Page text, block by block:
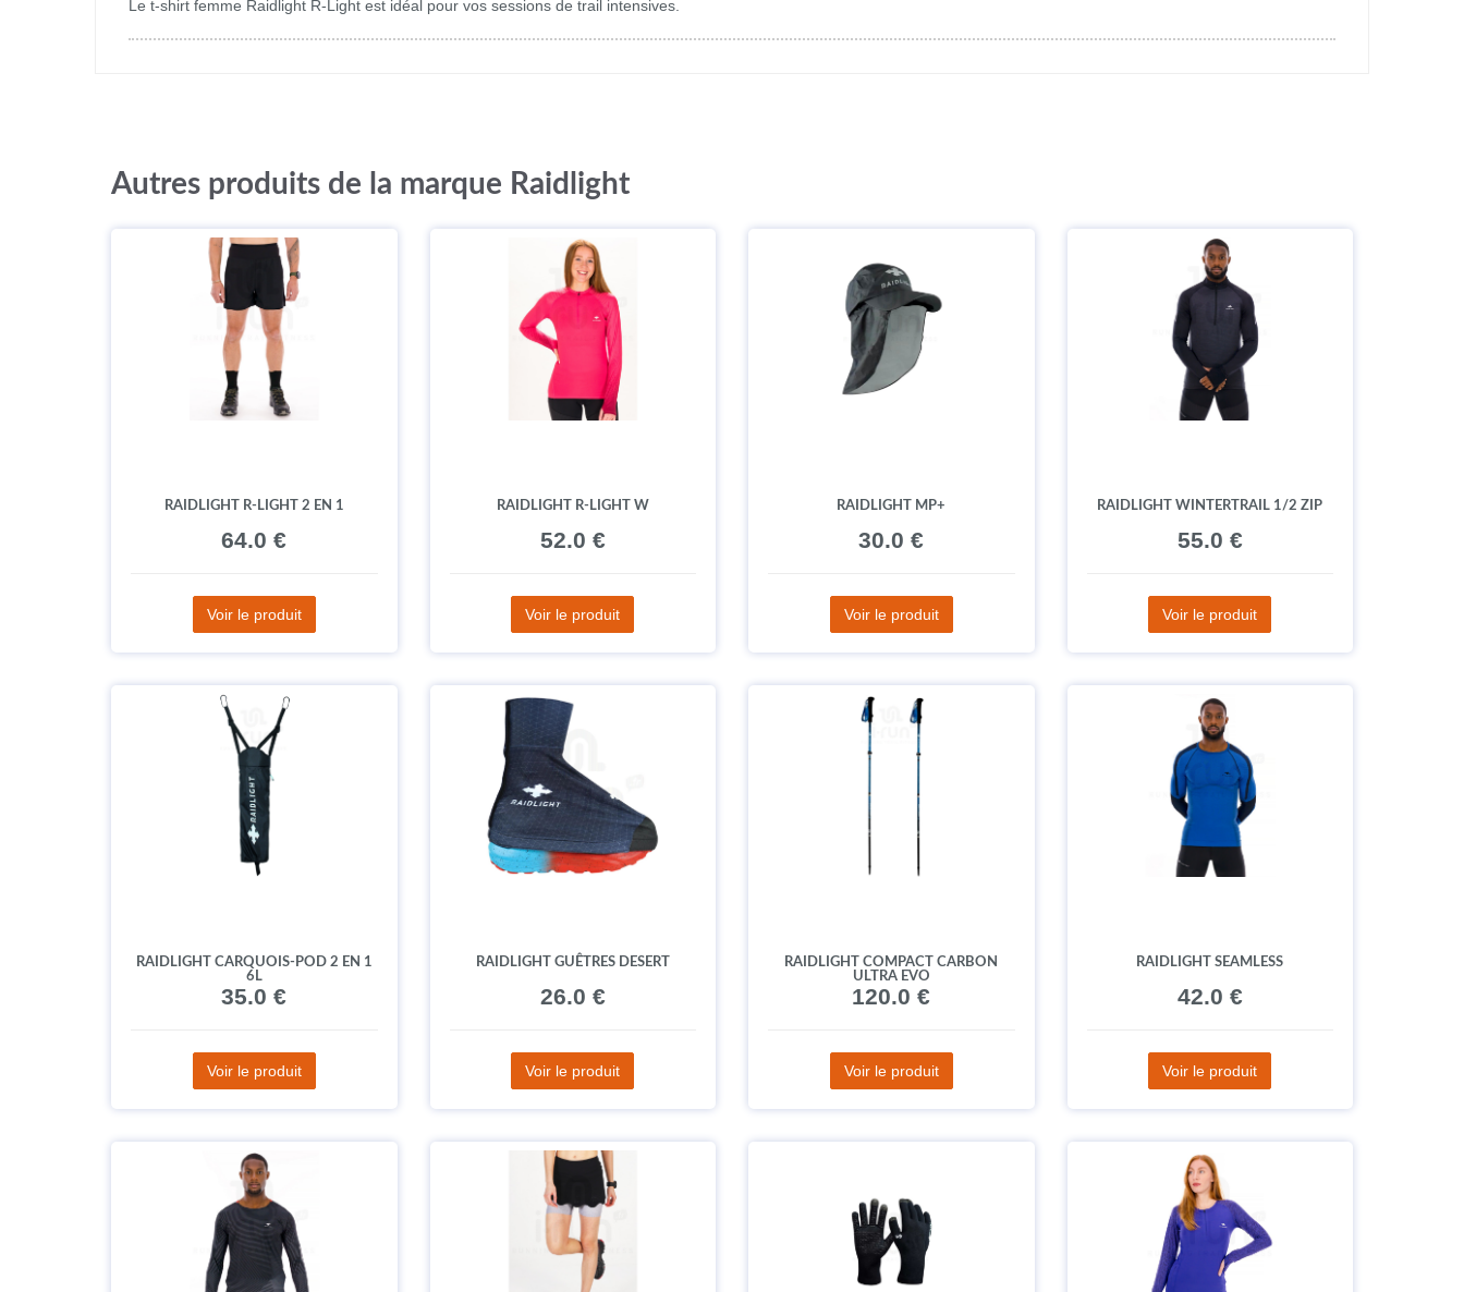
Le t-shirt femme Raidlight R-Light est idéal pour vos sessions de trail intensives.
Autres produits de la marque Raidlight
RAIDLIGHT R-LIGHT 2 EN 1
64.0 €
Voir le produit
RAIDLIGHT R-LIGHT W
52.0 €
Voir le produit
RAIDLIGHT MP+
30.0 €
Voir le produit
RAIDLIGHT WINTERTRAIL 1/2 ZIP
55.0 €
Voir le produit
RAIDLIGHT CARQUOIS-POD 2 EN 1
6L
35.0 €
Voir le produit
RAIDLIGHT GUÊTRES DESERT
26.0 €
Voir le produit
RAIDLIGHT COMPACT CARBON
ULTRA EVO
120.0 €
Voir le produit
RAIDLIGHT SEAMLESS
42.0 €
Voir le produit